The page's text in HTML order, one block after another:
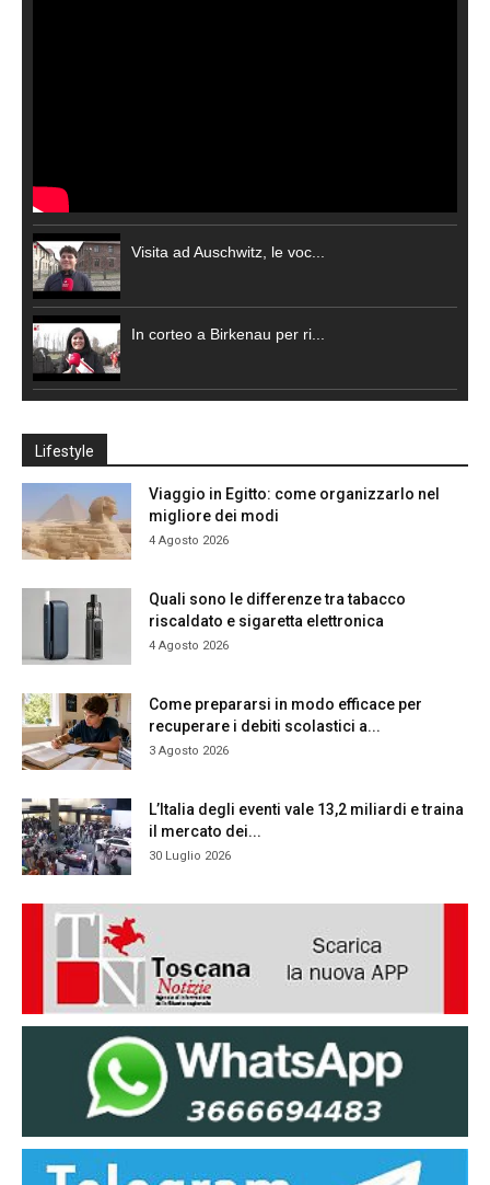
Visita ad Auschwitz, le voc...
In corteo a Birkenau per ri...
Lifestyle
Viaggio in Egitto: come organizzarlo nel
migliore dei modi
4 Agosto 2026
Quali sono le differenze tra tabacco
riscaldato e sigaretta elettronica
4 Agosto 2026
Come prepararsi in modo efficace per
recuperare i debiti scolastici a...
3 Agosto 2026
L’Italia degli eventi vale 13,2 miliardi e traina
il mercato dei...
30 Luglio 2026